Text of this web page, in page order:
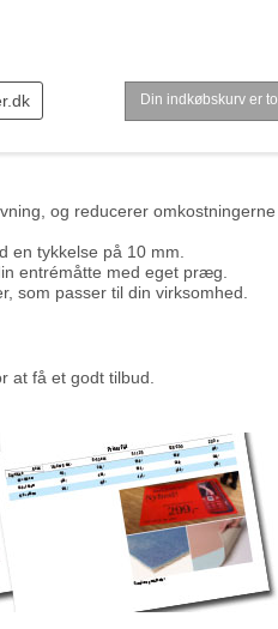
Din indkøbskurv er
og reducerer
en tykkelse på 10 mm.
entrémåtte med eget præg.
som passer til din virksomhed.
at få et godt tilbud.